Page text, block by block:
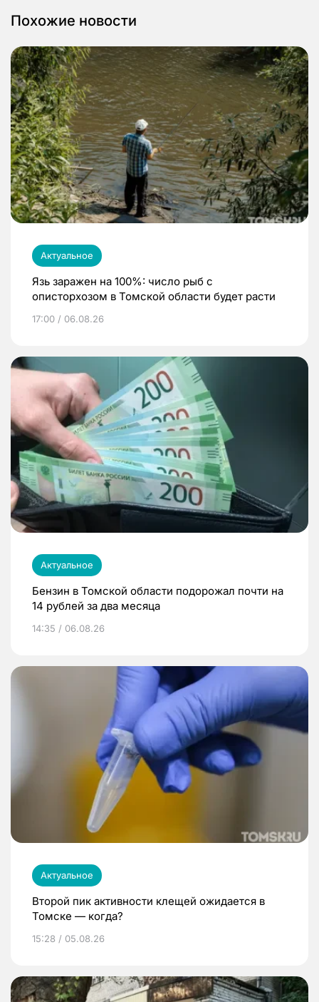
Похожие новости
Актуальное
Язь заражен на 100%: число рыб с
описторхозом в Томской области будет расти
17:00 / 06.08.26
Актуальное
Бензин в Томской области подорожал почти на
14 рублей за два месяца
14:35 / 06.08.26
Актуальное
Второй пик активности клещей ожидается в
Томске — когда?
15:28 / 05.08.26